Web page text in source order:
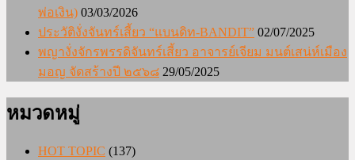
พ่อเงิน) 03/03/2026
ประวัติงั่งจันทร์เสี้ยว “แบนดิท-BANDIT” 02/07/2025
พญางั่งจักรพรรดิจันทร์เสี้ยว อาจารย์เจียม มนต์เสน่ห์เมือง
มอญ จัดสร้างปี ๒๕๖๘ 29/05/2025
หมวดหมู่
HOT TOPIC (137)